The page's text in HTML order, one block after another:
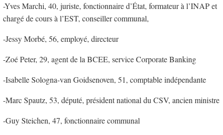
-Yves Marchi, 40, juriste, fonctionnaire d’État, formateur à l’INAP et
chargé de cours à l’EST, conseiller communal,
-Jessy Morbé, 56, employé, directeur
-Zoé Peter, 29, agent de la BCEE, service Corporate Banking
-Isabelle Sologna-van Goidsenoven, 51, comptable indépendante
-Marc Spautz, 53, député, président national du CSV, ancien ministre
-Guy Steichen, 47, fonctionnaire communal